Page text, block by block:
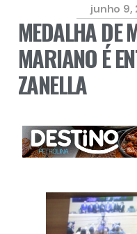
junho 9,
MEDALHA DE
MARIANO É
ZANELLA